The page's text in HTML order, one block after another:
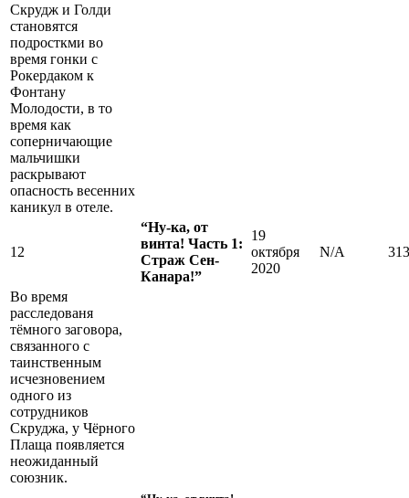
Скрудж и Голди
становятся
подросткми во
время гонки с
Рокердаком к
Фонтану
Молодости, в то
время как
соперничающие
мальчишки
раскрывают
опасность весенних
каникул в отеле.
12
“Ну-ка, от
винта! Часть 1:
Страж Сен-
Канара!”
19
октября
2020
N/A 313
Во время
расследованя
тёмного заговора,
связанного с
таинственным
исчезновением
одного из
сотрудников
Скруджа, у Чёрного
Плаща появляется
неожиданный
союзник.